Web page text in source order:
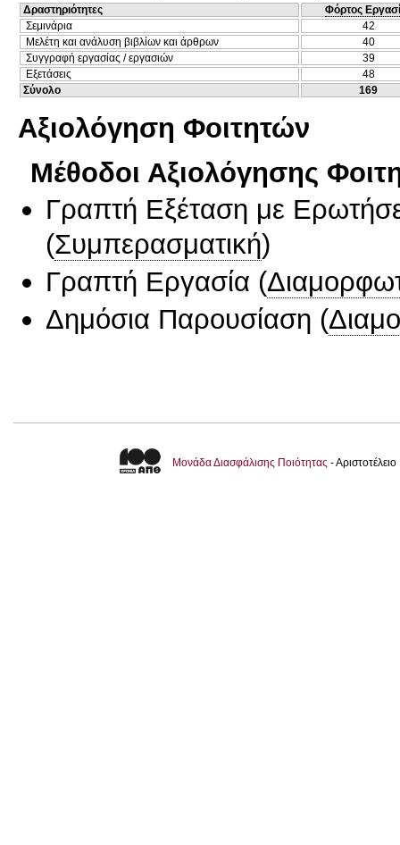
Δραστηριότητες
Φόρτος
Σεμινάρια
42
Μελέτη και ανάλυση βιβλίων και άρθρων
40
Συγγραφή εργασίας / εργασιών
39
Εξετάσεις
48
Σύνολο
169
Αξιολόγηση Φοιτητών
Μέθοδοι Αξιολόγησης
Γραπτή Εξέταση με
(Συμπερασματική)
Γραπτή Εργασία (
Δημόσια Παρουσίαση (
Μονάδα Διασφάλισης Ποιότητας -